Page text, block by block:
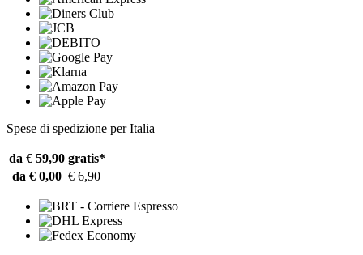
Spese di spedizione per Italia
da € 59,90 gratis*
da € 0,00 € 6,90